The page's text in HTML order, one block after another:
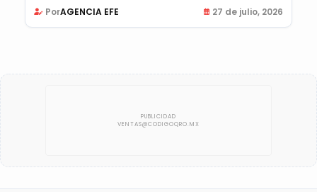
PorAGENCIA EFE 27 de julio, 2026